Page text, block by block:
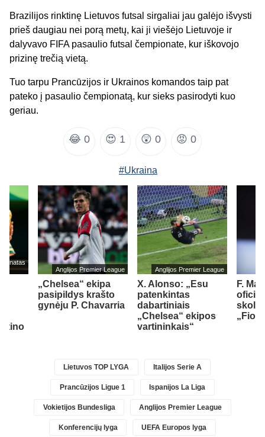
Brazilijos rinktinę Lietuvos futsal sirgaliai jau galėjo išvysti
prieš daugiau nei porą metų, kai ji viešėjo Lietuvoje ir
dalyvavo FIFA pasaulio futsal čempionate, kur iškovojo
prizinę trečią vietą.
Tuo tarpu Prancūzijos ir Ukrainos komandos taip pat
pateko į pasaulio čempionatą, kur sieks pasirodyti kuo
geriau.
😂 0 😍 1 😲 0 😡 0
#Ukraina
Anglijos Premier League
„Chelsea“ ekipa
pasipildys krašto
gynėju P. Chavarria
Anglijos Premier League
X. Alonso: „Esu
patenkintas
dabartiniais
„Chelsea“ ekipos
vartininkais“
F.
Lietuvos TOP LYGA Italijos Serie A
Prancūzijos Ligue 1 Ispanijos La Liga
Vokietijos Bundesliga Anglijos Premier League
Konferencijų lyga UEFA Europos lyga